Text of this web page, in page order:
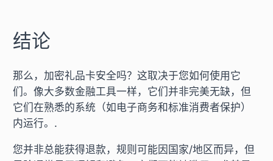
结论
那么，加密礼品卡安全吗？这取决于您如何使用它
们。像大多数金融工具一样，它们并非完美无缺，但
它们在熟悉的系统（如电子商务和标准消费者保护）
内运行。.
您并非总能获得退款，规则可能因国家/地区而异，但